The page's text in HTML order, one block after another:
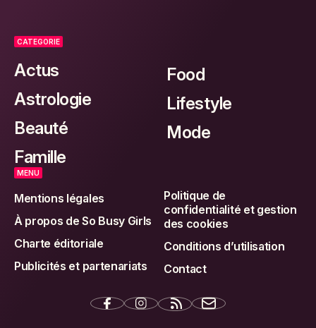
CATEGORIE
Actus
Astrologie
Beauté
Famille
Food
Lifestyle
Mode
MENU
Mentions légales
À propos de So Busy Girls
Charte éditoriale
Publicités et partenariats
Politique de
confidentialité et gestion
des cookies
Conditions d’utilisation
Contact